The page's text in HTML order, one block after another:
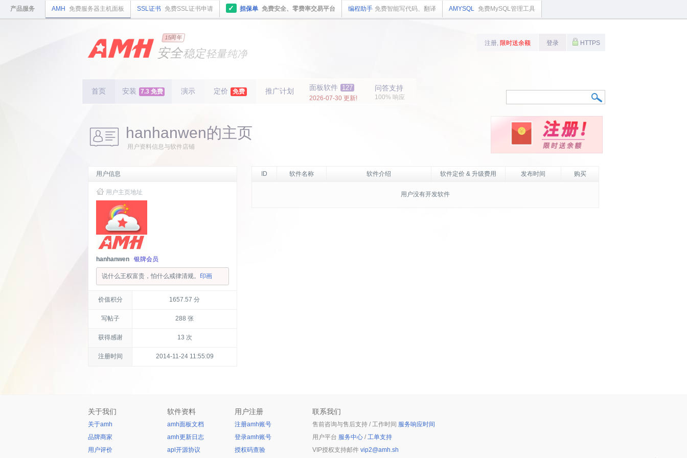
产品服务 AMH 免费服务器主机面板 SSL证书 免费SSL证书申请 ✓ 担保单 免费安全、零费率交易平台 编程助手 免费智能写代码、翻译 AMYSQL 免费MySQL管理工具
15周年
国内领先
安全稳定轻量纯净
首页 安装 7.3 免费 演示 定价 免费 推广计划 面板软件 127
2026-07-30 更新!
问答支持
100% 响应
注册, 限时送余额 登录 HTTPS
hanhanwen的主页
用户资料信息与软件店铺
用户信息
用户主页地址
hanhanwen 银牌会员
说什么王权富贵，怕什么戒律清规。 印画
价值积分 1657.57 分
写帖子 288 张
获得感谢 13 次
注册时间 2014-11-24 11:55:09
ID 软件名称 软件介绍 软件定价 & 升级费用 发布时间 购买
用户没有开发软件
关于我们
关于amh
品牌商家
用户评价
软件资料
amh面板文档
amh更新日志
apl开源协议
用户注册
注册amh账号
登录amh账号
授权码查验
联系我们
售前咨询与售后支持 / 工作时间 服务响应时间
用户平台 服务中心 / 工单支持
VIP授权支持邮件 vip2@amh.sh